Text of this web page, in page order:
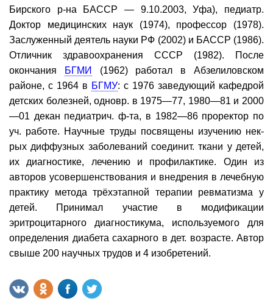
Бирского р-на БАССР — 9.10.2003, Уфа), педиатр.
Доктор медицинских наук (1974), профессор (1978).
Заслуженный деятель науки РФ (2002) и БАССР (1986).
Отличник здравоохранения СССР (1982). После
окончания
БГМИ
(1962) работал в Абзелиловском
районе, с 1964 в БГМУ: с 1976 заведующий кафедрой
детских болезней, одновр. в 1975—77, 1980—81 и 2000
—01 декан педиатрич. ф-та, в 1982—86 проректор по
уч. работе. Научные труды посвящены изучению нек-
рых диффузных заболеваний соединит. ткани у детей,
их диагностике, лечению и профилактике. Один из
авторов усовершенствования и внедрения в лечебную
практику метода трёхэтапной терапии ревматизма у
детей. Принимал участие в модификации
эритроцитарного диагностикума, используемого для
определения диабета сахарного в дет. возрасте. Автор
свыше 200 научных трудов и 4 изобретений.